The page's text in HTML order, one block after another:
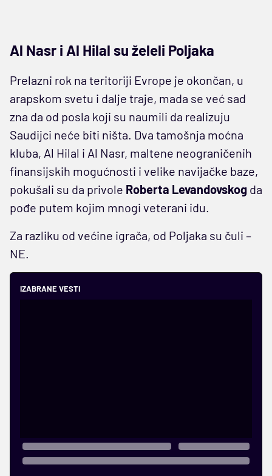
Al Nasr i Al Hilal su želeli Poljaka
Prelazni rok na teritoriji Evrope je okončan, u
arapskom svetu i dalje traje, mada se već sad
zna da od posla koji su naumili da realizuju
Saudijci neće biti ništa. Dva tamošnja moćna
kluba, Al Hilal i Al Nasr, maltene neograničenih
finansijskih mogućnosti i velike navijačke baze,
pokušali su da privole Roberta Levandovskog da
pođe putem kojim mnogi veterani idu.
Za razliku od većine igrača, od Poljaka su čuli –
NE.
IZABRANE VESTI